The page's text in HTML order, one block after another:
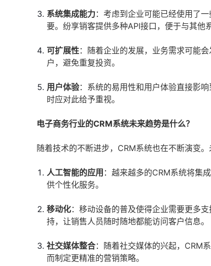
系统集成能力：考虑到企业可能已经使用了
要。纷享销客提供多种API接口，便于与其他
可扩展性：随着企业的发展，业务需求可能
户，避免重复投资。
用户体验：系统的易用性和用户体验直接影
时应对此给予重视。
电子商务行业的CRM系统未来趋势是什么？
随着技术的不断进步，CRM系统也在不断演变
人工智能的应用 ：越来越多的CRM系统将集
供个性化服务。
移动化：移动设备的普及使得企业需要更多
持，让销售人员随时随地都能访问客户信息。
社交媒体整合：随着社交媒体的兴起，CRM
而制定更精准的营销策略。